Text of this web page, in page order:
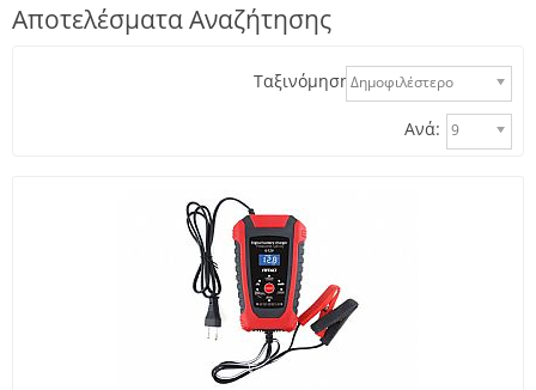
Αποτελέσματα Αναζήτησης
Ταξινόμηση:Δημοφιλέστερο
Ανά: 9